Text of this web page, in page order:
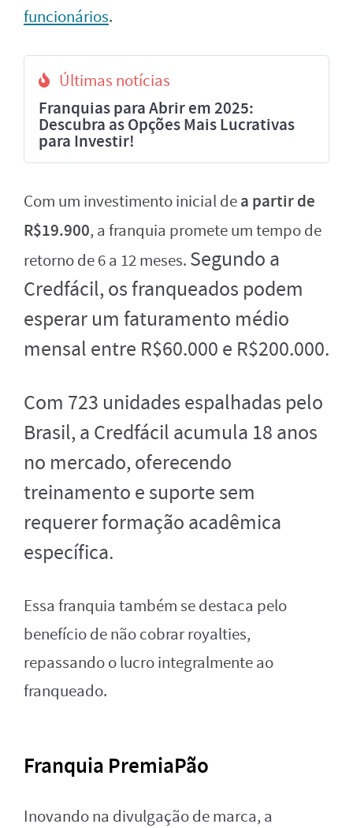
funcionários.
Últimas notícias
Franquias para Abrir em 2025:
Descubra as Opções Mais Lucrativas
para Investir!
Com um investimento inicial dea partir de
R$19.900, a franquia promete um tempo de
retorno de 6 a 12 meses. Segundo a
Credfácil, os franqueados podem
esperar um faturamento médio
mensal entre R$60.000 e R$200.000.
Com 723 unidades espalhadas pelo
Brasil, a Credfácil acumula 18 anos
no mercado, oferecendo
treinamento e suporte sem
requerer formação acadêmica
específica.
Essa franquia também se destaca pelo
benefício de não cobrar royalties,
repassando o lucro integralmente ao
franqueado.
Franquia PremiaPão
Inovando na divulgação de marca, a